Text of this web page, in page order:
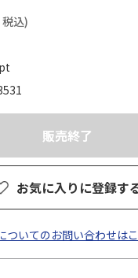
込)
お気に入りに登録す
ついてのお問い合わせは